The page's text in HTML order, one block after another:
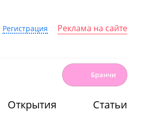
Регистрация Реклама на сайте
Бранчи
Открытия Статьи